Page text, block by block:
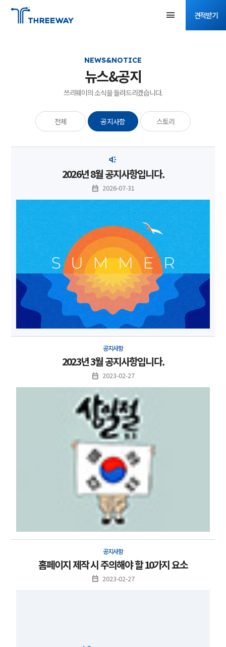
견적받기
NEWS&NOTICE
뉴스&공지
쓰리웨이의 소식을 들려드리겠습니다.
전체 공지사항 스토리
2026년 8월 공지사항입니다.
2026-07-31
공지사항
2023년 3월 공지사항입니다.
2023-02-27
공지사항
홈페이지 제작 시 주의해야 할 10가지 요소
2023-02-27